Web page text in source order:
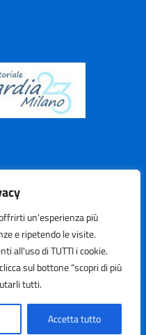
un’esperienza più
e ripetendo le visite.
all'uso di TUTTI i cookie.
sul bottone “scopri di più
tutti.
Accetta tutto